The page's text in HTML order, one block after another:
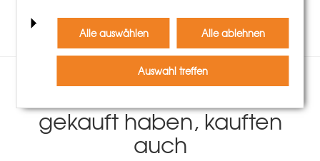
Kunden, die diesen Artikel
gekauft haben, kauften
auch
Alle auswählen Alle ablehnen
Auswahl treffen